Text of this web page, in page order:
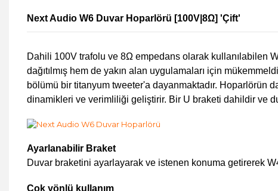
Next Audio W6 Duvar Hoparlörü [100V|8Ω] 'Çift'
Dahili 100V trafolu ve 8Ω empedans olarak kullanılabilen
dağıtılmış hem de yakın alan uygulamaları için
bölümü bir titanyum tweeter'a dayanmaktadır. Hoparlörün
dinamikleri ve verimliliği geliştirir. Bir U braketi dahildir ve
Ayarlanabilir Braket
Duvar braketini ayarlayarak ve istenen konuma getirerek
Çok yönlü kullanım